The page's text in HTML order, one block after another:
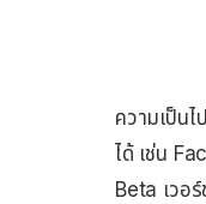
ความเป็น
ได้ เช่น
Beta เวอ